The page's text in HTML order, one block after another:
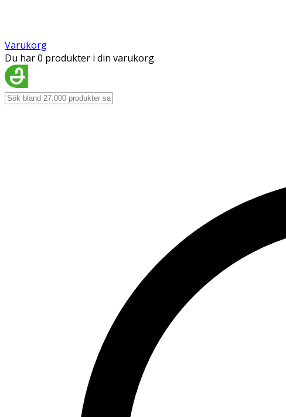
Varukorg
Du har 0 produkter i din varukorg.